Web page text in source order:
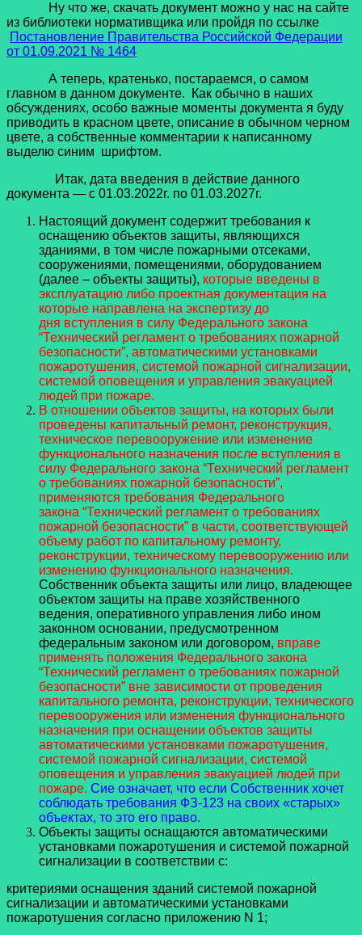
Ну что же, скачать документ можно у нас на сайте
из библиотеки нормативщика или пройдя по ссылке
Постановление Правительства Российской Федерации
от 01.09.2021 № 1464
А теперь, кратенько, постараемся, о самом
главном в данном документе. Как обычно в наших
обсуждениях, особо важные моменты документа я буду
приводить в красном цвете, описание в обычном черном
цвете, а собственные комментарии к написанному
выделю синим шрифтом.
Итак, дата введения в действие данного
документа — с 01.03.2022г. по 01.03.2027г.
Настоящий документ содержит требования к
оснащению объектов защиты, являющихся
зданиями, в том числе пожарными отсеками,
сооружениями, помещениями, оборудованием
(далее – объекты защиты), которые введены в
эксплуатацию либо проектная документация на
которые направлена на экспертизу до
дня вступления в силу Федерального закона
“Технический регламент о требованиях пожарной
безопасности”, автоматическими установками
пожаротушения, системой пожарной сигнализации,
системой оповещения и управления эвакуацией
людей при пожаре.
В отношении объектов защиты, на которых были
проведены капитальный ремонт, реконструкция,
техническое перевооружение или изменение
функционального назначения после вступления в
силу Федерального закона “Технический регламент
о требованиях пожарной безопасности”,
применяются требования Федерального
закона “Технический регламент о требованиях
пожарной безопасности” в части, соответствующей
объему работ по капитальному ремонту,
реконструкции, техническому перевооружению или
изменению функционального назначения.
Собственник объекта защиты или лицо, владеющее
объектом защиты на праве хозяйственного
ведения, оперативного управления либо ином
законном основании, предусмотренном
федеральным законом или договором, вправе
применять положения Федерального закона
“Технический регламент о требованиях пожарной
безопасности” вне зависимости от проведения
капитального ремонта, реконструкции, технического
перевооружения или изменения функционального
назначения при оснащении объектов защиты
автоматическими установками пожаротушения,
системой пожарной сигнализации, системой
оповещения и управления эвакуацией людей при
пожаре. Сие означает, что если Собственник хочет
соблюдать требования ФЗ-123 на своих «старых»
объектах, то это его право.
Объекты защиты оснащаются автоматическими
установками пожаротушения и системой пожарной
сигнализации в соответствии с:
критериями оснащения зданий системой пожарной
сигнализации и автоматическими установками
пожаротушения согласно приложению N 1;